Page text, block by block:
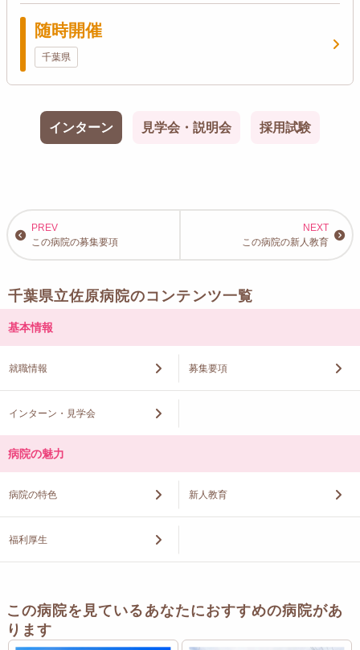
随時開催
千葉県
インターン 見学会・説明会 採用試験
この病院の募集要項 この病院の新人教育
千葉県立佐原病院のコンテンツ一覧
基本情報
就職情報 募集要項
インターン・見学会
病院の魅力
病院の特色 新人教育
福利厚生
この病院を見ているあなたにおすすめの病院があ
ります